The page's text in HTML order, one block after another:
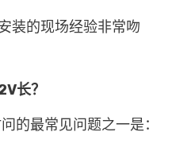
装的现场经验非常吻
长？
的最常见问题之一是：